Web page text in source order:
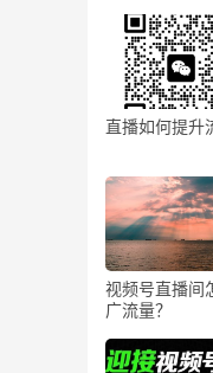
直播如何提升
视频号直播间
广流量？